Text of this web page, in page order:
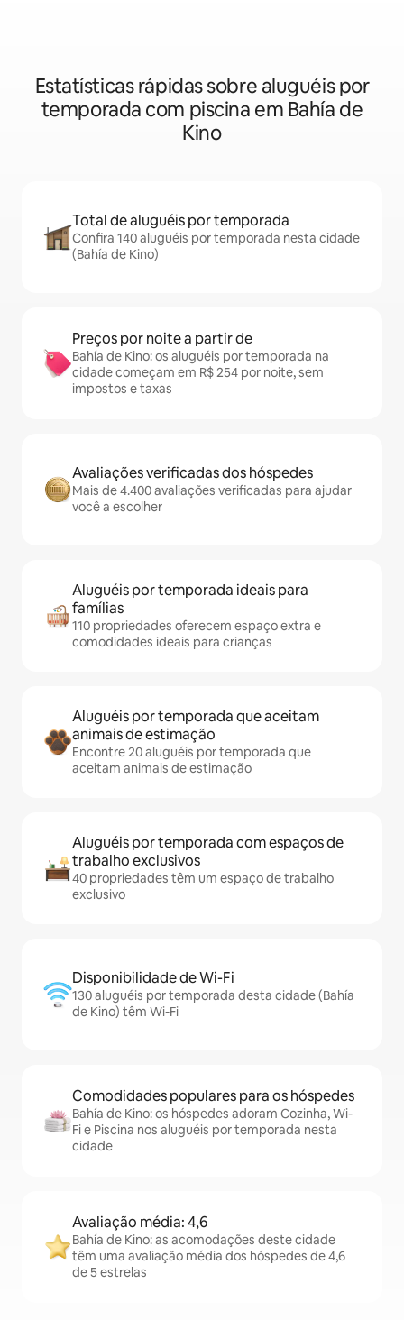
Estatísticas rápidas sobre aluguéis por
temporada com piscina em Bahía de
Kino
Total de aluguéis por temporada
Confira 140 aluguéis por temporada nesta cidade
(Bahía de Kino)
Preços por noite a partir de
Bahía de Kino: os aluguéis por temporada na
cidade começam em R$ 254 por noite, sem
impostos e taxas
Avaliações verificadas dos hóspedes
Mais de 4.400 avaliações verificadas para ajudar
você a escolher
Aluguéis por temporada ideais para
famílias
110 propriedades oferecem espaço extra e
comodidades ideais para crianças
Aluguéis por temporada que aceitam
animais de estimação
Encontre 20 aluguéis por temporada que
aceitam animais de estimação
Aluguéis por temporada com espaços de
trabalho exclusivos
40 propriedades têm um espaço de trabalho
exclusivo
Disponibilidade de Wi-Fi
130 aluguéis por temporada desta cidade (Bahía
de Kino) têm Wi-Fi
Comodidades populares para os hóspedes
Bahía de Kino: os hóspedes adoram Cozinha, Wi-
Fi e Piscina nos aluguéis por temporada nesta
cidade
Avaliação média: 4,6
Bahía de Kino: as acomodações deste cidade
têm uma avaliação média dos hóspedes de 4,6
de 5 estrelas